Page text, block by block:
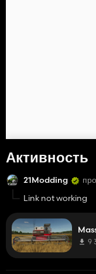
Активность
21Modding
Link not working
9